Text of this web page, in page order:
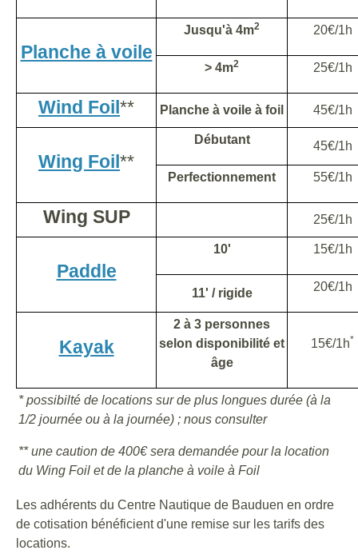
Planche à voile
Jusqu'à 4m2 20€/1h
> 4m2 25€/1h
Wind Foil** Planche à voile à foil 45€/1h
Wing Foil**
Débutant 45€/1h
Perfectionnement 55€/1h
Wing SUP 25€/1h
Paddle
10' 15€/1h
11' / rigide 20€/1h
Kayak
2 à 3 personnes
selon disponibilité et
âge
15€/1h*
* possibilté de locations sur de plus longues durée (à la
1/2 journée ou à la journée) ; nous consulter
** une caution de 400€ sera demandée pour la location
du Wing Foil et de la planche à voile à Foil
Les adhérents du Centre Nautique de Bauduen en ordre
de cotisation bénéficient d'une remise sur les tarifs des
locations.